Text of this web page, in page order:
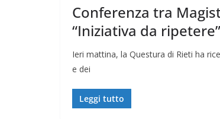
Conferenza tra
“Iniziativa da ripetere”
Ieri mattina, la Questura di Rieti ha
e dei
Leggi tutto